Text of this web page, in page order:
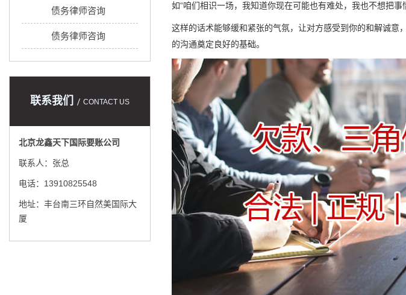
债务律师咨询
债务律师咨询
联系我们 CONTACT US
北京龙鑫天下国际要账公司
联系人：张总
电话：13910825548
地址：丰台南三环自然美国际大
厦
如“咱们相识一场，我知道你现在可能也有难处，我也不想把
这样的话术能够缓和紧张的气氛，让对方感受到你的和解诚
的沟通奠定良好的基础。